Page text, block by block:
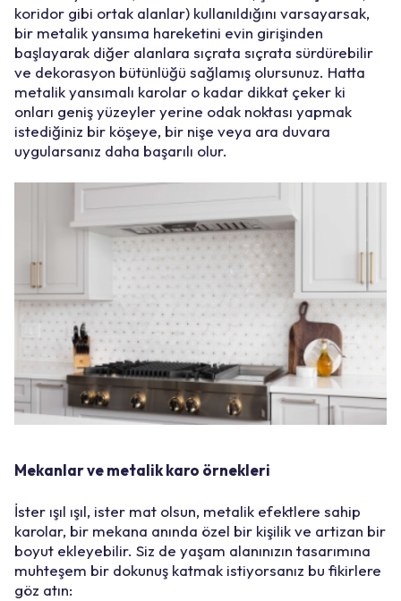
koridor gibi ortak alanlar) kullanıldığını varsayarsak,
bir metalik yansıma hareketini evin girişinden
başlayarak diğer alanlara sıçrata sıçrata sürdürebilir
ve dekorasyon bütünlüğü sağlamış olursunuz. Hatta
metalik yansımalı karolar o kadar dikkat çeker ki
onları geniş yüzeyler yerine odak noktası yapmak
istediğiniz bir köşeye, bir nişe veya ara duvara
uygularsanız daha başarılı olur.
Mekanlar ve metalik karo örnekleri
İster ışıl ışıl, ister mat olsun, metalik efektlere sahip
karolar, bir mekana anında özel bir kişilik ve artizan bir
boyut ekleyebilir. Siz de yaşam alanınızın tasarımına
muhteşem bir dokunuş katmak istiyorsanız bu fikirlere
göz atın: